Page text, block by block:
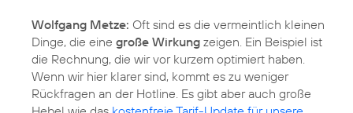
Wolfgang Metze: Oft sind es die vermeintlich kleinen
Dinge, die eine große Wirkung zeigen. Ein Beispiel ist
die Rechnung, die wir vor kurzem optimiert haben.
Wenn wir hier klarer sind, kommt es zu weniger
Rückfragen an der Hotline. Es gibt aber auch große